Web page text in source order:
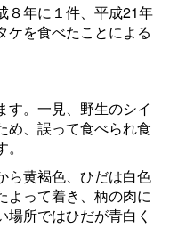
８年に１件、平成21年
ケを食べたことによる
。一見、野生のシイ
め、誤って食べられ食
ら黄褐色、ひだは白色
よって着き、柄の肉に
所ではひだが青白く